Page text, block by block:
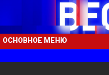
ОСНОВНОЕ МЕНЮ